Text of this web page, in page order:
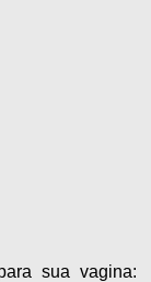
sua vagina: